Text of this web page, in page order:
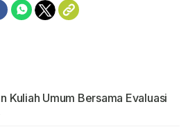
Kuliah Umum Bersama Evaluasi